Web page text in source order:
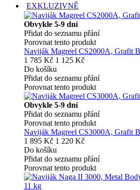
EXKLUZIVNĚ
Obvykle 5-9 dní
Přidat do seznamu přání
Porovnat tento produkt
Naviják Magreel CS2000A, Grafit
1 785 Kč 1 125 Kč
Do košíku
Přidat do seznamu přání
Porovnat tento produkt
Obvykle 5-9 dní
Přidat do seznamu přání
Porovnat tento produkt
Naviják Magreel CS3000A, Grafit
1 895 Kč 1 220 Kč
Do košíku
Přidat do seznamu přání
Porovnat tento produkt